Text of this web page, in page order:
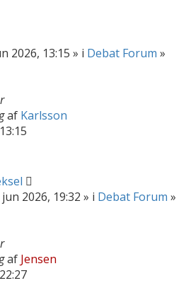
2026, 13:15 » i Debat Forum »
af Karlsson
jun 2026, 19:32 » i Debat Forum »
af Jensen